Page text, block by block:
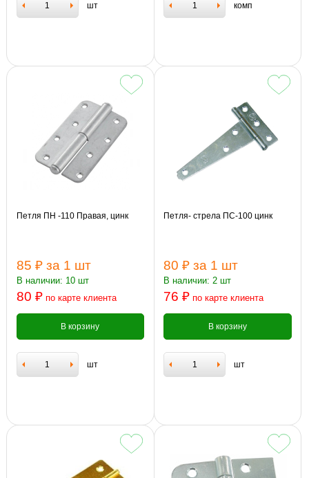
шт комп
Петля ПН -110 Правая, цинк
85 ₽ за 1 шт
В наличии: 10 шт
80 ₽ по карте клиента
В корзину
шт
Петля- стрела ПС-100 цинк
80 ₽ за 1 шт
В наличии: 2 шт
76 ₽ по карте клиента
В корзину
шт